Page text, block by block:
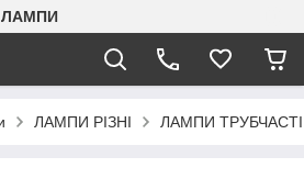
ЛАМПИ
ЛАМПИ РІЗНІ ЛАМПИ ТРУБЧАСТІ